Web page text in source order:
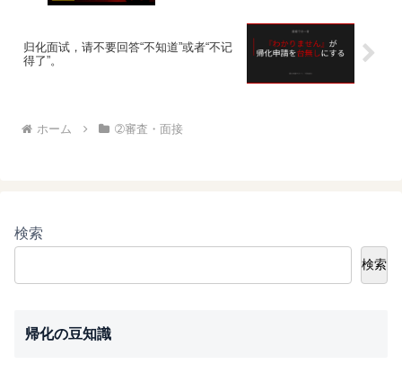
归化面试，请不要回答“不知道”或者“不记
得了”。
ホーム ➁審査・面接
検索
検索
帰化の豆知識